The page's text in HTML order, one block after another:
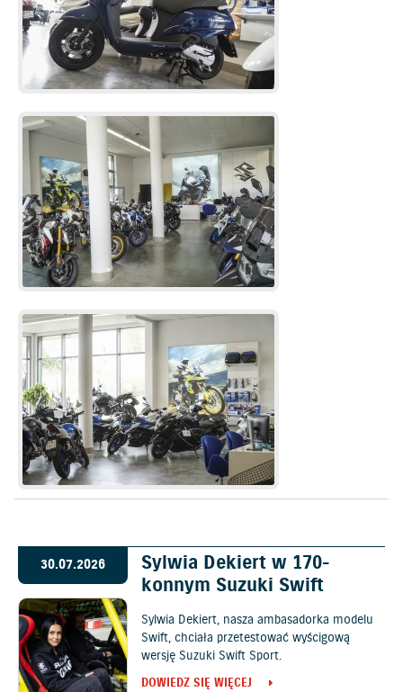
30.07.2026
Sylwia Dekiert w 170-
konnym Suzuki Swift
Sylwia Dekiert, nasza ambasadorka modelu
Swift, chciała przetestować wyścigową
wersję Suzuki Swift Sport.
DOWIEDZ SIĘ WIĘCEJ